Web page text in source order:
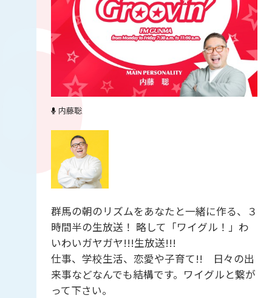
内藤聡
群馬の朝のリズムをあなたと一緒に作る、３
時間半の生放送！ 略して「ワイグル！」わ
いわいガヤガヤ!!!生放送!!!
仕事、学校生活、恋愛や子育て!! 日々の出
来事などなんでも結構です。ワイグルと繋が
って下さい。